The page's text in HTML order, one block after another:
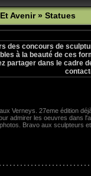
Avenir» Statues
des concours de
à la beauté de ces
partager dans le cadre
Verneys. 27eme édition
admirer les oeuvres dans
Bravo aux sculpteurs